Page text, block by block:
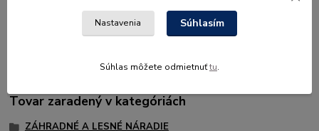
skladoch. Rýchle skladanie pre lepšiu prepravu. Nastaviteľná
dĺžka. Impregnovaný materiál.
Tovar zaradený v kategóriách
ZÁHRADNÉ A LESNÉ NÁRADIE
Nastavenia Súhlasím
Súhlas môžete odmietnuťtu.